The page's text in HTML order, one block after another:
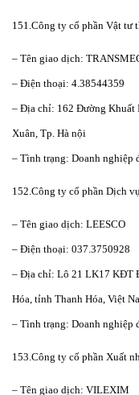
151.Công ty cổ phần Vật tư
– Tên giao dịch:
– Điện thoại: 4.38544359
– Địa chỉ: 162 Đường Khuất
Xuân, Tp. Hà nội
– Tình trạng: Doanh nghiệp
152.Công ty cổ phần Dịch
– Tên giao dịch: LEESCO
– Điện thoại: 037.3750928
– Địa chỉ: Lô 21 LK17 KĐT
Hóa, tỉnh Thanh Hóa, Việt
– Tình trạng: Doanh nghiệp
153.Công ty cổ phần Xuất
– Tên giao dịch: VILEXIM